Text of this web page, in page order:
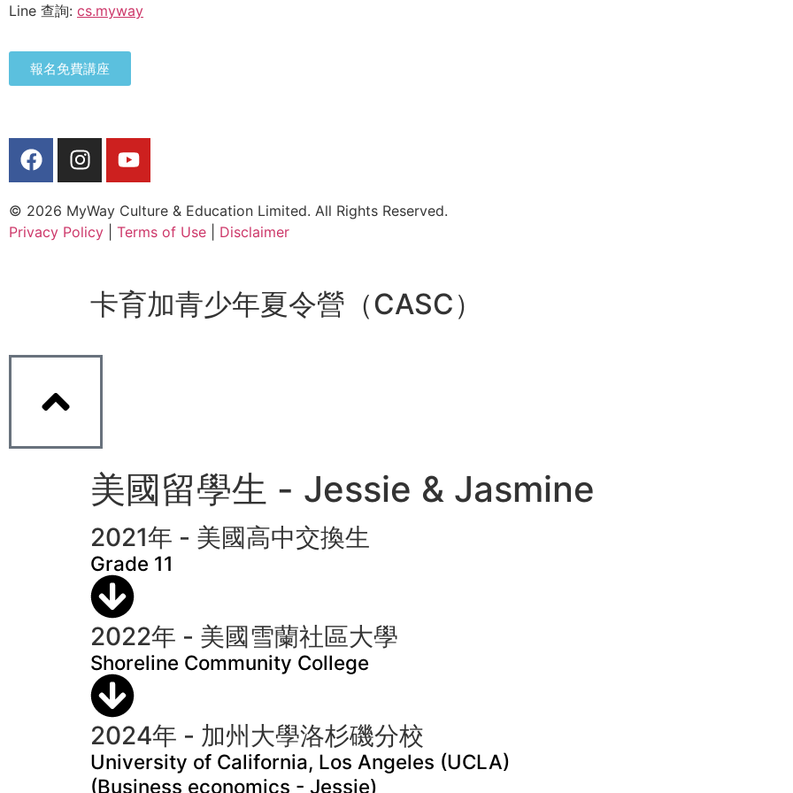
Line 查詢: cs.myway
報名免費講座
© 2026 MyWay Culture & Education Limited. All Rights Reserved.
Privacy Policy
Terms of Use Disclaimer
卡育加青少年夏令營（CASC）
美國留學生 - Jessie & Jasmine
2021年 - 美國高中交換生
Grade 11
2022年 - 美國雪蘭社區大學
Shoreline Community College
2024年 - 加州大學洛杉磯分校
University of California, Los Angeles (UCLA)
(Business economics - Jessie)